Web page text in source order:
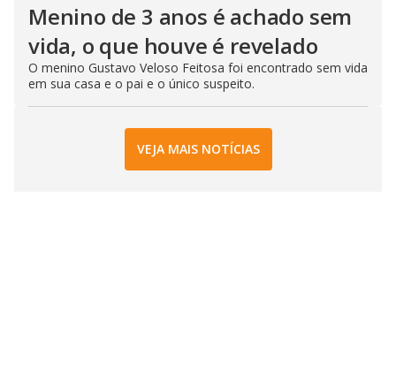
Menino de 3 anos é achado sem
vida, o que houve é revelado
O menino Gustavo Veloso Feitosa foi encontrado sem vida
em sua casa e o pai e o único suspeito.
VEJA MAIS NOTÍCIAS